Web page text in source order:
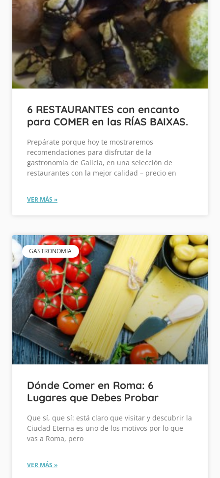
6 RESTAURANTES con encanto
para COMER en las RÍAS BAIXAS.
Prepárate porque hoy te mostraremos
recomendaciones para disfrutar de la
gastronomía de Galicia, en una selección de
restaurantes con la mejor calidad – precio en
VER MÁS »
GASTRONOMIA
Dónde Comer en Roma: 6
Lugares que Debes Probar
Que sí, que sí: está claro que visitar y descubrir la
Ciudad Eterna es uno de los motivos por lo que
vas a Roma, pero
VER MÁS »